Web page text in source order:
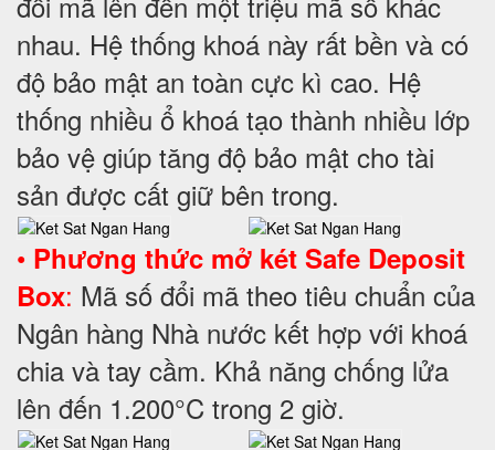
nhau. Hệ thống khoá này rất bền và có
độ bảo mật an toàn cực kì cao. Hệ
thống nhiều ổ khoá tạo thành nhiều lớp
bảo vệ giúp tăng độ bảo mật cho tài
sản được cất giữ bên trong.
• Phương thức mở két Safe Deposit
Box: Mã số đổi mã theo tiêu chuẩn của
Ngân hàng Nhà nước kết hợp với khoá
chia và tay cầm. Khả năng chống lửa
lên đến 1.200°C trong 2 giờ.